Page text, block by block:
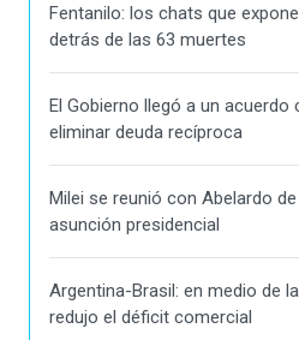
Fentanilo: los chats que
detrás de las 63 muertes
El Gobierno llegó a un
eliminar deuda recíproca
Milei se reunió con Abelardo
asunción presidencial
Argentina-Brasil: en medio de
redujo el déficit comercial